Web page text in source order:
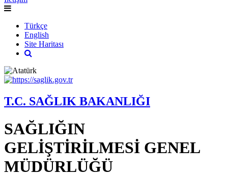
Türkçe
English
Site Haritası
T.C. SAĞLIK BAKANLIĞI
SAĞLIĞIN
GELİŞTİRİLMESİ GENEL
MÜDÜRLÜĞÜ